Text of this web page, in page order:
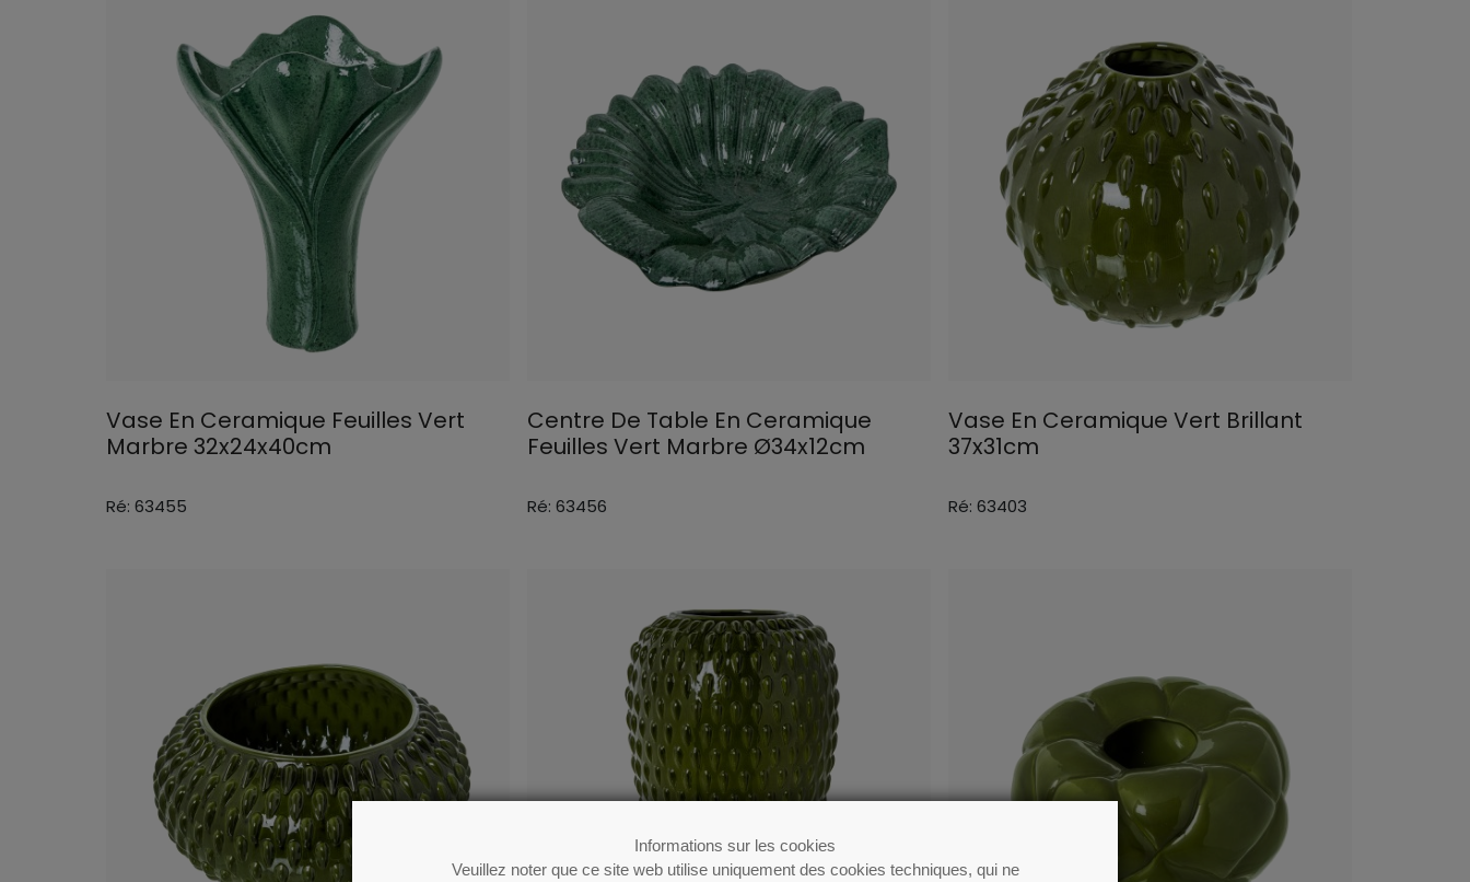
Informations sur les cookies
Veuillez noter que ce site web utilise uniquement des cookies techniques, qui ne
Vase En Ceramique Feuilles Vert
Marbre 32x24x40cm
Ré: 63455
Centre De Table En Ceramique
Feuilles Vert Marbre Ø34x12cm
Ré: 63456
Vase En Ceramique Vert Brillant
37x31cm
Ré: 63403